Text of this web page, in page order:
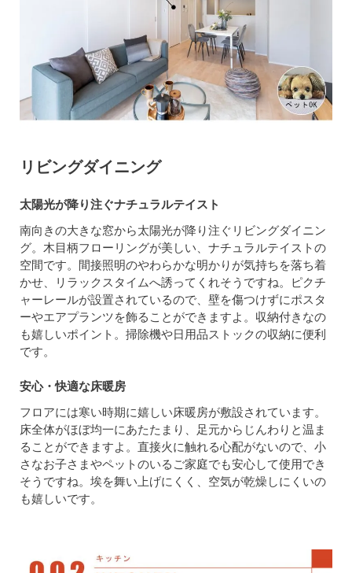
リビングダイニング
太陽光が降り注ぐナチュラルテイスト
南向きの大きな窓から太陽光が降り注ぐリビングダイニン
グ。木目柄フローリングが美しい、ナチュラルテイストの
空間です。間接照明のやわらかな明かりが気持ちを落ち着
かせ、リラックスタイムへ誘ってくれそうですね。ピクチ
ャーレールが設置されているので、壁を傷つけずにポスタ
ーやエアプランツを飾ることができますよ。収納付きなの
も嬉しいポイント。掃除機や日用品ストックの収納に便利
です。
安心・快適な床暖房
フロアには寒い時期に嬉しい床暖房が敷設されています。
床全体がほぼ均一にあたたまり、足元からじんわりと温ま
ることができますよ。直接火に触れる心配がないので、小
さなお子さまやペットのいるご家庭でも安心して使用でき
そうですね。埃を舞い上げにくく、空気が乾燥しにくいの
も嬉しいです。